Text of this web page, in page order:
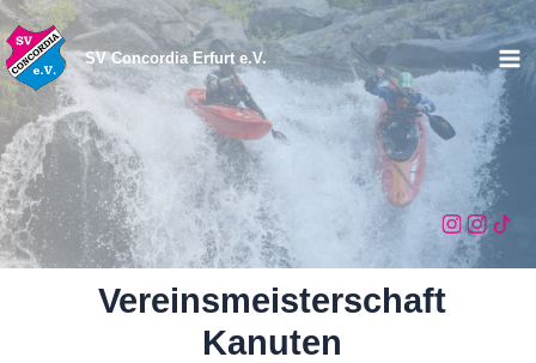
Zum
Inhalt
springen
SV Concordia Erfurt e.V.
Vereinsmeisterschaft
Kanuten